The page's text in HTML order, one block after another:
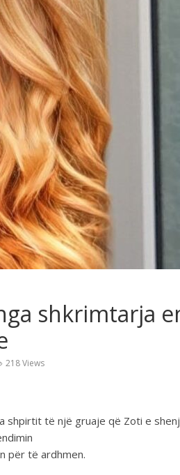
shkrimtarja
218 Views
shpirtit të një gruaje që Zoti e
për të ardhmen.